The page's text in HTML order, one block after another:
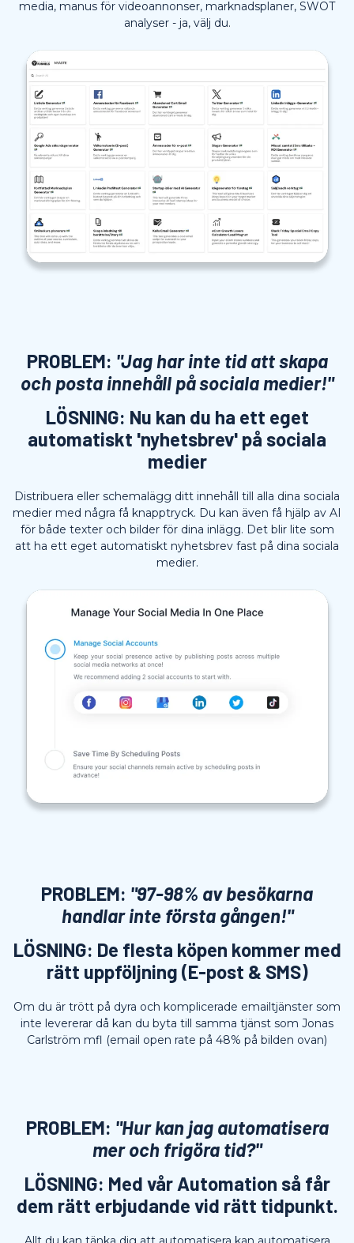
media, manus för videoannonser, marknadsplaner, SWOT
analyser - ja, välj du.
PROBLEM: "Jag har inte tid att skapa
och posta innehåll på sociala medier!"
LÖSNING: Nu kan du ha ett eget
automatiskt 'nyhetsbrev' på sociala
medier
Distribuera eller schemalägg ditt innehåll till alla dina sociala
medier med några få knapptryck. Du kan även få hjälp av AI
för både texter och bilder för dina inlägg. Det blir lite som
att ha ett eget automatiskt nyhetsbrev fast på dina sociala
medier.
PROBLEM: "97-98% av besökarna
handlar inte första gången!"
LÖSNING: De flesta köpen kommer med
rätt uppföljning (E-post & SMS)
Om du är trött på dyra och komplicerade emailtjänster som
inte levererar då kan du byta till samma tjänst som Jonas
Carlström mfl (email open rate på 48% på bilden ovan)
PROBLEM: "Hur kan jag automatisera
mer och frigöra tid?"
LÖSNING: Med vår Automation så får
dem rätt erbjudande vid rätt tidpunkt.